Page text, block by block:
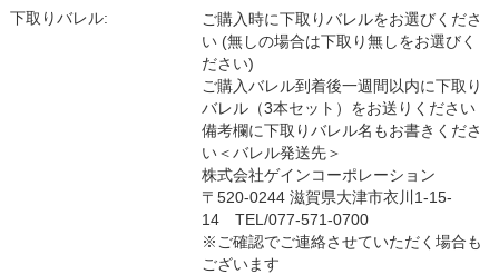
下取りバレル:
ご購入時に下取りバレルをお選びくださ
い (無しの場合は下取り無しをお選びく
ださい)
ご購入バレル到着後一週間以内に下取り
バレル（3本セット）をお送りください
備考欄に下取りバレル名もお書きくださ
い＜バレル発送先＞
株式会社ゲインコーポレーション
〒520-0244 滋賀県大津市衣川1-15-
14 TEL/077-571-0700
※ご確認でご連絡させていただく場合も
ございます